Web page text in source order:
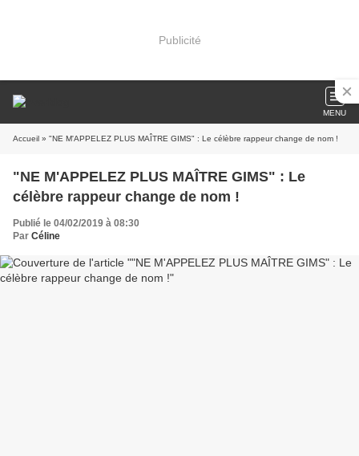
Publicité
MENU
Accueil » "NE M'APPELEZ PLUS MAÎTRE GIMS" : Le célèbre rappeur change de nom !
"NE M'APPELEZ PLUS MAÎTRE GIMS" : Le
célèbre rappeur change de nom !
Publié le 04/02/2019 à 08:30
Par Céline